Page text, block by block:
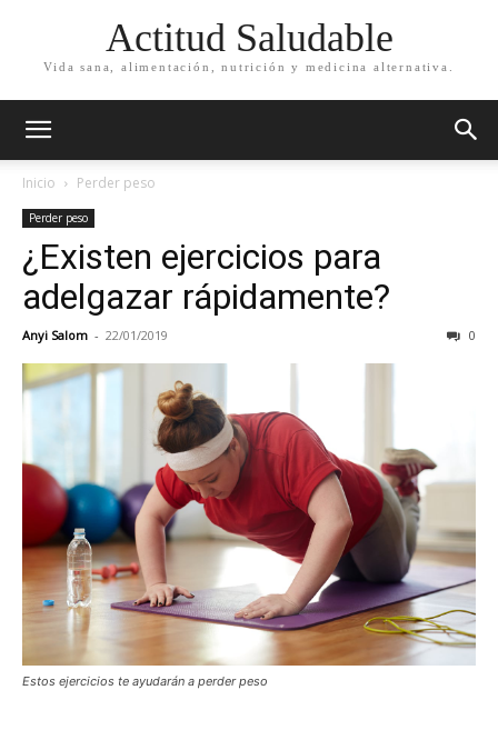
Actitud Saludable
Vida sana, alimentación, nutrición y medicina alternativa.
Inicio Perder peso
Perder peso
¿Existen ejercicios para
adelgazar rápidamente?
Anyi Salom - 22/01/2019 0
Estos ejercicios te ayudarán a perder peso